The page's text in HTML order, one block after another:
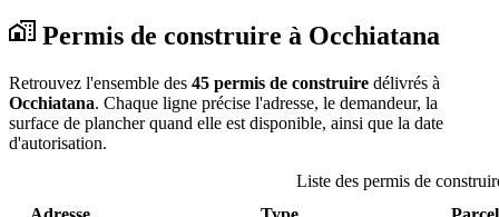
Permis de construire à Occhiatana
Retrouvez l'ensemble des 45 permis de construire délivrés à
Occhiatana. Chaque ligne précise l'adresse, le demandeur, la
surface de plancher quand elle est disponible, ainsi que la date
d'autorisation.
Liste des permis de